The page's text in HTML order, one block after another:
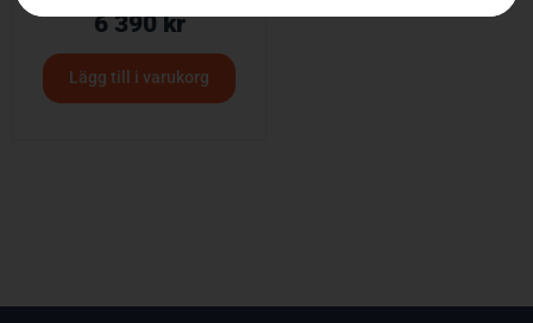
6 390kr
Lägg till i varukorg